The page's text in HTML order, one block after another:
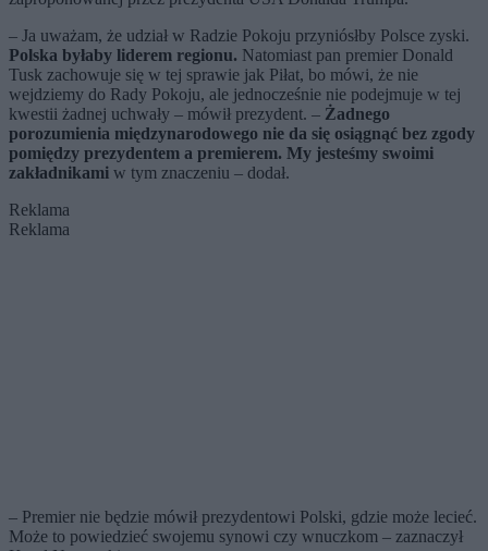
– Ja uważam, że udział w Radzie Pokoju przyniósłby Polsce zyski.
Polska byłaby liderem regionu. Natomiast pan premier Donald
Tusk zachowuje się w tej sprawie jak Piłat, bo mówi, że nie
wejdziemy do Rady Pokoju, ale jednocześnie nie podejmuje w tej
kwestii żadnej uchwały – mówił prezydent. – Żadnego
porozumienia międzynarodowego nie da się osiągnąć bez zgody
pomiędzy prezydentem a premierem. My jesteśmy swoimi
zakładnikami w tym znaczeniu – dodał.
Reklama
Reklama
– Premier nie będzie mówił prezydentowi Polski, gdzie może lecieć.
Może to powiedzieć swojemu synowi czy wnuczkom – zaznaczył